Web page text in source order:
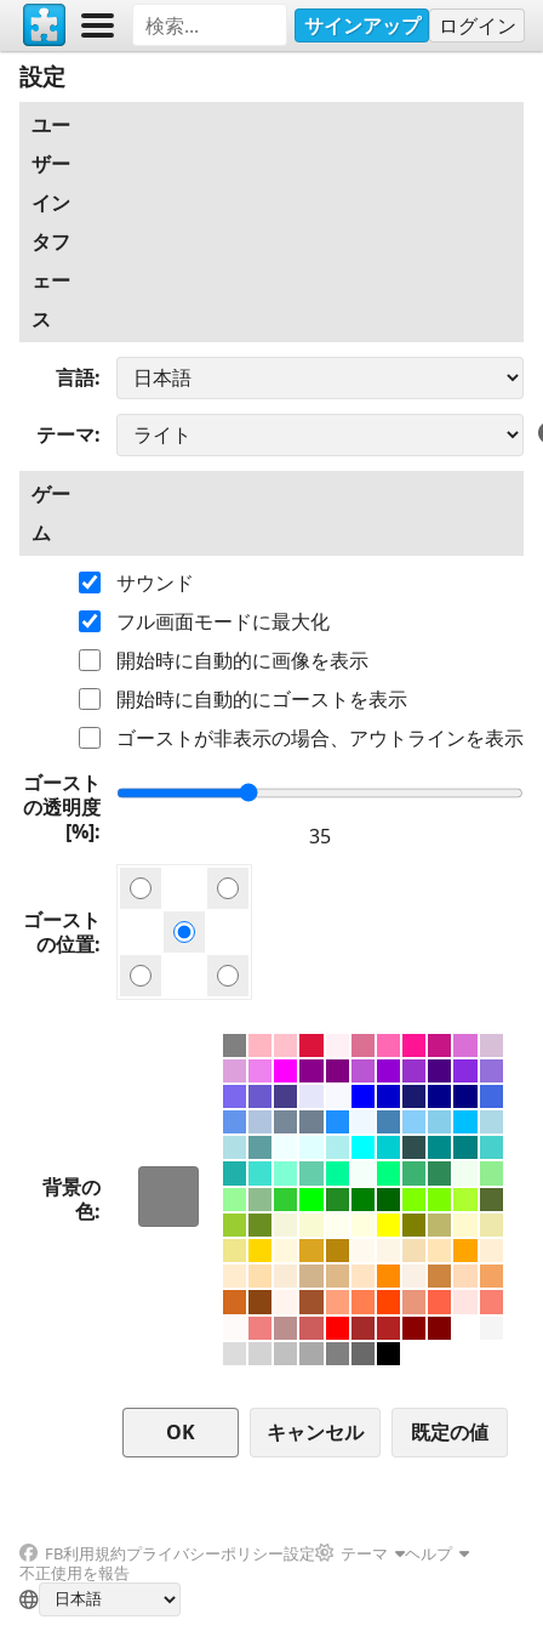
サインアップ ログイン
設定
ユー
ザー
イン
タフ
ェー
ス
言語
テーマ
ゲー
ム
サウンド
フル画面モードに最大化
開始時に自動的に画像を表示
開始時に自動的にゴーストを表示
ゴーストが非表示の場合、アウトラインを表示
ゴースト
の透明度
[%]
ゴースト
の位置
背景の
色
キャンセル
FB利用規約プライバシーポリシー設定 テーマ
ヘルプ
不正使用を報告